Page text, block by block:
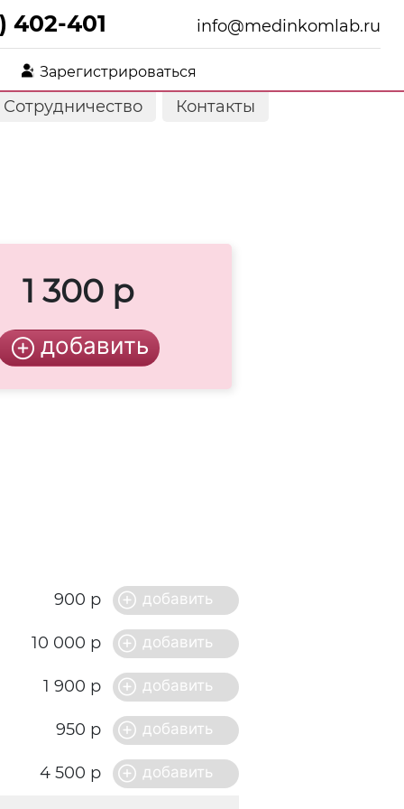
402-401 info@medinkomlab.ru
Зарегистрироваться
Сотрудничество Контакты
1 300 р
900 р
10 000 р
1 900 р
950 р
4 500 р